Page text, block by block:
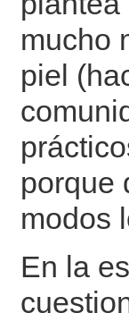
mucho
piel
porque
modos
En la